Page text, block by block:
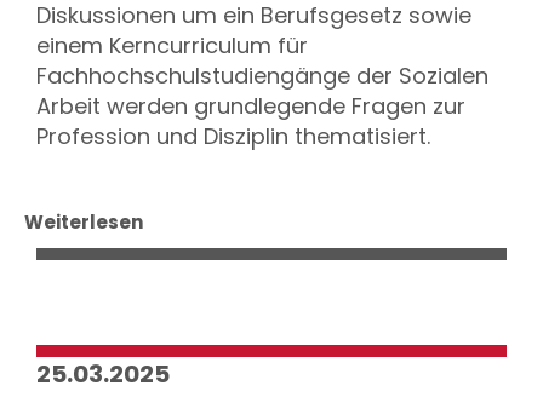
Diskussionen um ein Berufsgesetz sowie
einem Kerncurriculum für
Fachhochschulstudiengänge der Sozialen
Arbeit werden grundlegende Fragen zur
Profession und Disziplin thematisiert.
Weiterlesen
25.03.2025